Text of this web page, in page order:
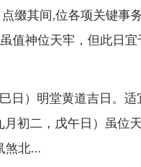
缀其间,位各项关键事
值神位天牢，但此日
日）明堂黄道吉日。
初二，戊午日）虽位
煞北...